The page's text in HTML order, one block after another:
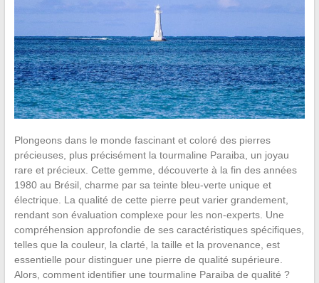
Plongeons dans le monde fascinant et coloré des pierres
précieuses, plus précisément la tourmaline Paraiba, un joyau
rare et précieux. Cette gemme, découverte à la fin des années
1980 au Brésil, charme par sa teinte bleu-verte unique et
électrique. La qualité de cette pierre peut varier grandement,
rendant son évaluation complexe pour les non-experts. Une
compréhension approfondie de ses caractéristiques spécifiques,
telles que la couleur, la clarté, la taille et la provenance, est
essentielle pour distinguer une pierre de qualité supérieure.
Alors, comment identifier une tourmaline Paraiba de qualité ?